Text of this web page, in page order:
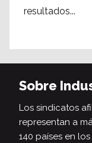
resultados...
Sobre
Los sindicatos
representan a
140 países en